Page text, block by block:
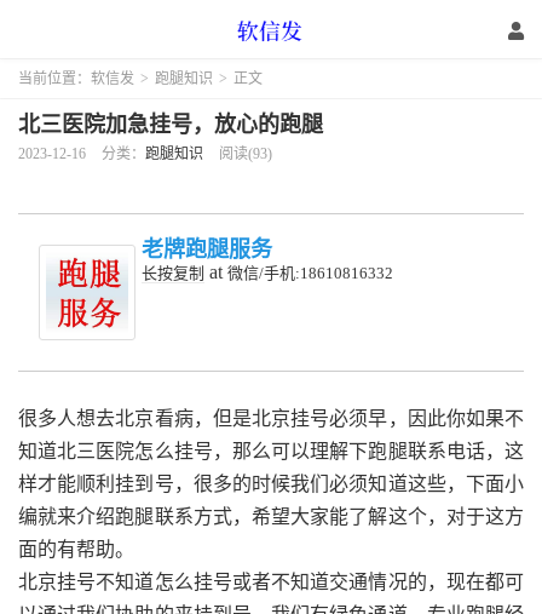
当前位置： 软信发 > 跑腿知识 > 正文
北三医院加急挂号，放心的跑腿
2023-12-16 分类： 跑腿知识 阅读(93)
老牌跑腿服务
长按复制 at 微信/手机:18610816332
很多人想去北京看病，但是北京挂号必须早，因此你如果不
知道北三医院怎么挂号，那么可以理解下跑腿联系电话，这
样才能顺利挂到号，很多的时候我们必须知道这些，下面小
编就来介绍跑腿联系方式，希望大家能了解这个，对于这方
面的有帮助。
北京挂号不知道怎么挂号或者不知道交通情况的，现在都可